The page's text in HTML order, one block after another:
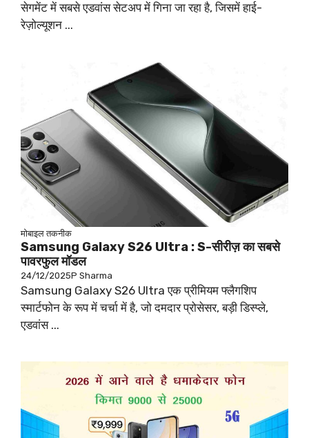
सेगमेंट में सबसे एडवांस सेटअप में गिना जा रहा है, जिसमें हाई-
रेज़ोल्यूशन ...
मोबाइल तकनीक
Samsung Galaxy S26 Ultra : S-सीरीज़ का सबसे
पावरफुल मॉडल
24/12/2025P Sharma
Samsung Galaxy S26 Ultra एक प्रीमियम फ्लैगशिप
स्मार्टफोन के रूप में चर्चा में है, जो दमदार प्रोसेसर, बड़ी डिस्प्ले,
एडवांस ...